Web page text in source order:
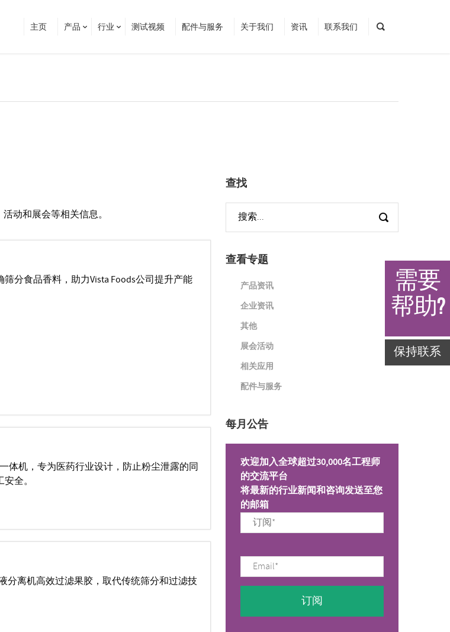
主页 产品 行业 测试视频 配件与服务 关于我们 资讯 联系我们
动和展会等相关信息。
筛分食品香料，助力Vista Foods公司提升产能
体机，专为医药行业设计，防止粉尘泄露的同
全。
分离机高效过滤果胶，取代传统筛分和过滤技
查找
查看专题
产品资讯
企业资讯
其他
展会活动
相关应用
配件与服务
每月公告
欢迎加入全球超过30,000名工程师
的交流平台
将最新的行业新闻和咨询发送至您
的邮箱
需要
帮助?
保持联系